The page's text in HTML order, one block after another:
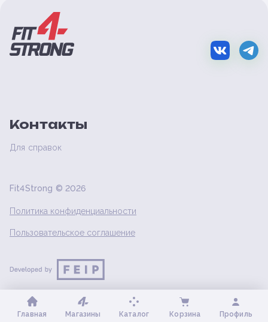
Контакты
Для справок
Fit4Strong © 2026
Политика конфиденциальности
Пользовательское соглашение
Главная Магазины Каталог Корзина Профиль